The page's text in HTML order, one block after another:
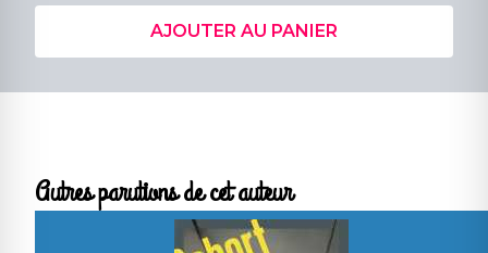
AJOUTER AU PANIER
Autres parutions de cet auteur